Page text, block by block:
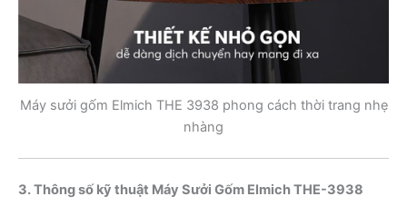
Máy sưởi gốm Elmich THE 3938 phong cách thời trang nhẹ
nhàng
3. Thông số kỹ thuật Máy Sưởi Gốm Elmich THE-3938